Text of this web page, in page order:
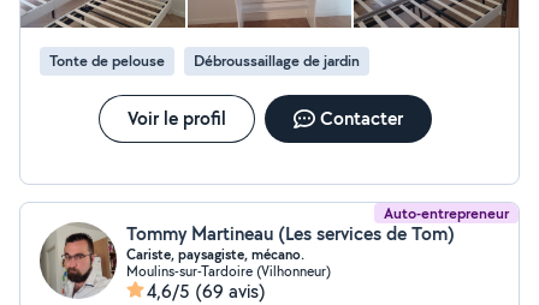
Tonte de pelouse Débroussaillage de jardin
Voir le profil Contacter
Auto-entrepreneur
Tommy Martineau (Les services de Tom)
Cariste, paysagiste, mécano.
Moulins-sur-Tardoire (Vilhonneur)
4,6/5 (69 avis)